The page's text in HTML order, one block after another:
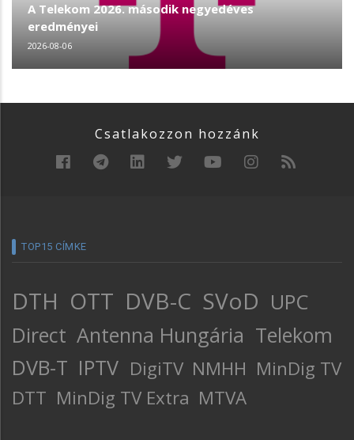
A Telekom 2026. második negyedéves
eredményei
2026-08-06
Csatlakozzon hozzánk
TOP15 CÍMKE
DTH OTT DVB-C SVoD UPC
Direct Antenna Hungária Telekom
DVB-T IPTV DigiTV NMHH MinDig TV
DTT MinDig TV Extra MTVA